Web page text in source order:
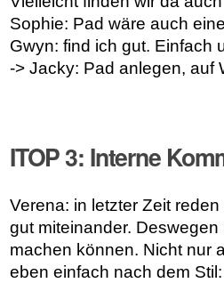
Sophie: Pad wäre auch
Gwyn: find ich gut. Einfach
-> Jacky: Pad anlegen, auf
ITOP 3: Interne
Verena: in letzter Zeit
gut miteinander.
machen können. Nicht nur
eben einfach nach dem